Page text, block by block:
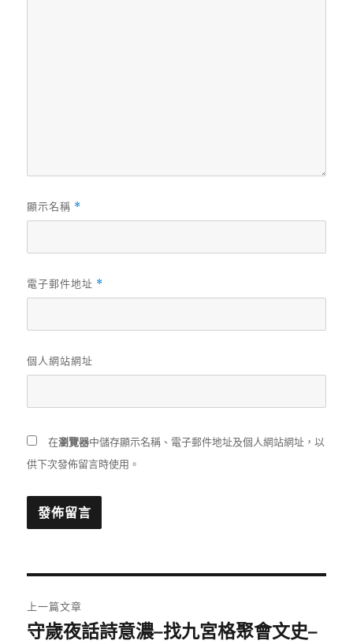
顯示名稱 *
電子郵件地址 *
個人網站網址
在瀏覽器中儲存顯示名稱、電子郵件地址及個人網站網址，以
供下次發佈留言時使用。
章
上一篇文章
上
守歲夜話詩意濃–找九宮格聚會文史–